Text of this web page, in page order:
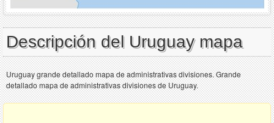
Descripción del Uruguay mapa
Uruguay grande detallado mapa de administrativas divisiones. Grande
detallado mapa de administrativas divisiones de Uruguay.